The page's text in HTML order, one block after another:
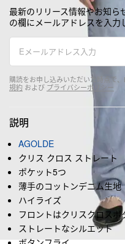
最新のリリース情報やお知
の欄にメールアドレスを入力
購読をお申し込みいただいた時点で
規約 および プライバシーポリシー
説明
AGOLDE
クリス クロス ストレート
ポケット5つ
薄手のコットンデニム生地
ハイライズ
フロントはクリスクロスボ
ストレートなシルエット